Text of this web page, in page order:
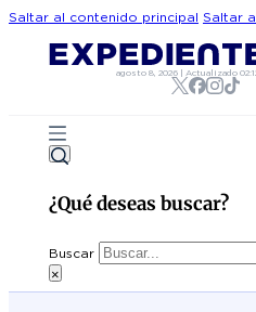
Saltar al contenido principal Saltar
agosto 8, 2026 |Actualizado
¿Qué deseas buscar?
Buscar
×